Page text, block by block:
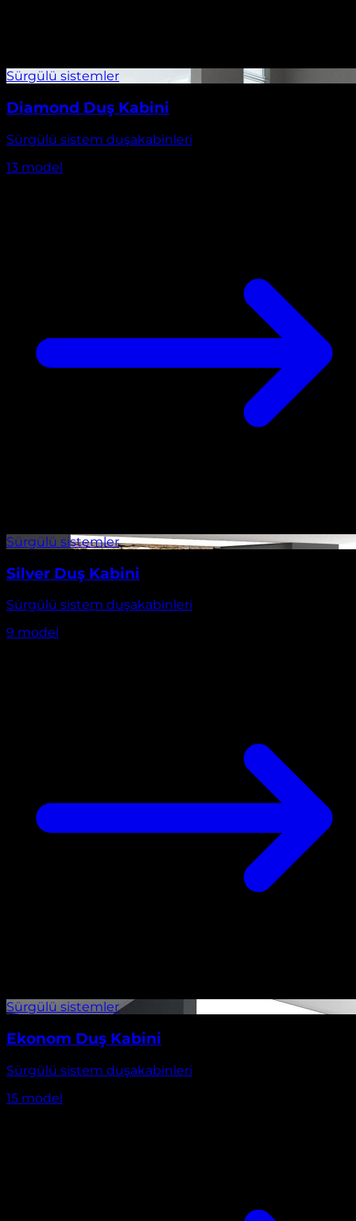
Diamond Duş Kabini
Sürgülü sistem duşakabinleri
13 model
Silver Duş Kabini
Sürgülü sistem duşakabinleri
9 model
Ekonom Duş Kabini
Sürgülü sistem duşakabinleri
15 model